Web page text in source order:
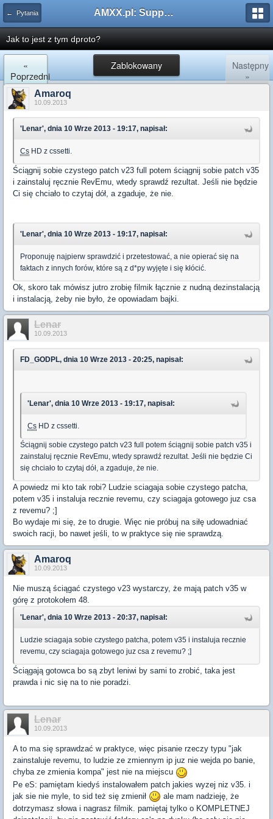
← Pytania AMXX.pl: Support AMX Mod X i SourceMod
Jak to jest z tym dproto?
Zablokowany
«
Poprzedni
Następny
»
Amaroq
10.09.2013
'Lenar', dnia 10 Wrze 2013 - 19:17, napisał:
Cs HD z cssetti.
Ściągnij sobie czystego patch v23 full potem ściągnij sobie patch v35
i zainstaluj ręcznie RevEmu, wtedy sprawdź rezultat. Jeśli nie będzie
Ci się chciało to czytaj dół, a zgaduje, że nie.
'Lenar', dnia 10 Wrze 2013 - 19:17, napisał:
Proponuję najpierw sprawdzić i przetestować, a nie opierać się na
faktach z innych forów, które są z d*py wyjęte i się kłócić.
Ok, skoro tak mówisz jutro zrobię filmik łącznie z nudną dezinstalacją
i instalacją, żeby nie było, że opowiadam bajki.
Lenar
10.09.2013
FD_GODPL, dnia 10 Wrze 2013 - 20:25, napisał:
'Lenar', dnia 10 Wrze 2013 - 19:17, napisał:
Cs HD z cssetti.
Ściągnij sobie czystego patch v23 full potem ściągnij sobie patch v35 i
zainstaluj ręcznie RevEmu, wtedy sprawdź rezultat. Jeśli nie będzie Ci
się chciało to czytaj dół, a zgaduje, że nie.
A powiedz mi kto tak robi? Ludzie sciagaja sobie czystego patcha,
potem v35 i instaluja recznie revemu, czy sciagaja gotowego juz csa
z revemu? ;]
Bo wydaje mi się, że to drugie. Więc nie próbuj na siłę udowadniać
swoich racji, bo nawet jeśli, to w praktyce się nie sprawdzą.
Amaroq
10.09.2013
Nie muszą ściągać czystego v23 wystarczy, że mają patch v35 w
górę z protokołem 48.
'Lenar', dnia 10 Wrze 2013 - 20:37, napisał:
Ludzie sciagaja sobie czystego patcha, potem v35 i instaluja recznie
revemu, czy sciagaja gotowego juz csa z revemu? ;]
Ściągają gotowca bo są zbyt leniwi by sami to zrobić, taka jest
prawda i nic się na to nie poradzi.
Lenar
10.09.2013
A to ma się sprawdzać w praktyce, więc pisanie rzeczy typu "jak
zainstaluje revemu, to ludzie ze zmiennym ip juz nie wejda po banie,
chyba ze zmienia kompa" jest nie na miejscu
Pe eS: pamiętam kiedyś instalowałem patch jakies wyzej niz v35. i
jak sie nie myle, to sid też się zmienił
ale mam nadzieję, że
dotrzymasz słowa i nagrasz filmik. pamiętaj tylko o KOMPLETNEJ